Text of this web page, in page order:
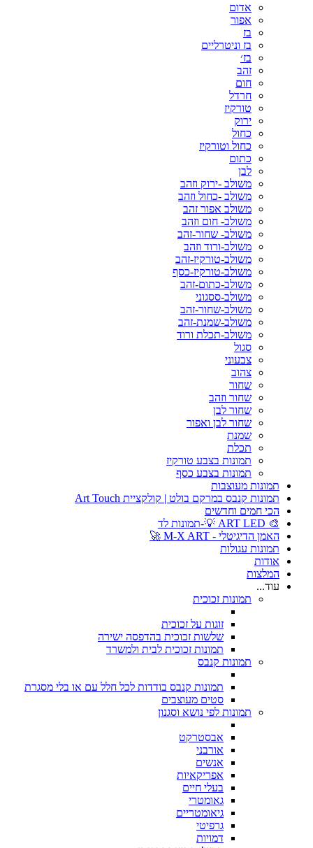
אדום
אפור
בז
בז וניטרליים
בז׳
זהב
חום
חרדל
טורקיז
ירוק
כחול
כחול וטורקיז
כתום
לבן
משולב -ירוק וזהב
משולב -כחול וזהב
משולב אפור זהב
משולב- חום וזהב
משולב- שחור-זהב
משולב-ורוד וזהב
משולב-טורקיז-זהב
משולב-טורקיז-כסף
משולב-כתום-זהב
משולב-ססגוני
משולב-שחור-זהב
משולב-שמנת-זהב
משולב-תכלת ורוד
סגול
צבעוני
צהוב
שחור
שחור וזהב
שחור לבן
שחור לבן ואפור
שמנת
תכלת
תמונות בצבע טורקיז
תמונות בצבע כסף
תמונות מעוצבות
תמונות קנבס במרקם בולט | קולקציית Art Touch
הכי חמים וחדשים
🎨 ART LED 💡-תמונות לד
האמן הדיגיטלי - M-X ART 🚀
תמונות עגולות
אודות
המלצות
עוד...
תמונות זכוכית
זוגות על זכוכית
שלשות זכוכית בהדפסה ישירה
תמונות זכוכית לבית ולמשרד
תמונות קנבס
תמונות קנבס בודדות לכל חלל עם או בלי מסגרת
סטים מעוצבים
תמונות לפי נושא וסגנון
אבסטרקט
אורבני
אנשים
אפריקאיות
בעלי חיים
גאומטרי
גיאומטריים
גרפיטי
דמויות